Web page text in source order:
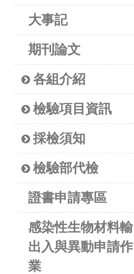
大事記
期刊論文
各組介紹
檢驗項目資訊
採檢須知
檢驗部代檢
證書申請專區
感染性生物材料輸
出入與異動申請作
業